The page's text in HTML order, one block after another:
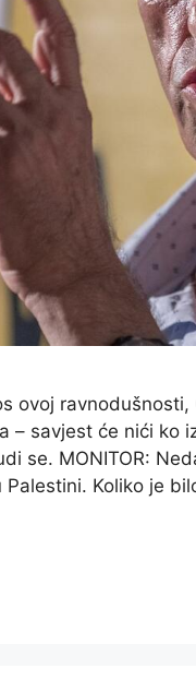
ovoj
– savjest će nići ko
se. MONITOR:
Koliko je